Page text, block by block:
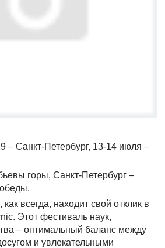
– Санкт-Петербург, 13-14 июля –
горы, Санкт-Петербург –
всегда, находит свой отклик в
Этот фестиваль наук,
– оптимальный баланс между
и увлекательными